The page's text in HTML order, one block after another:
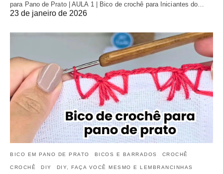
para Pano de Prato | AULA 1 | Bico de crochê para Iniciantes do…
23 de janeiro de 2026
BICO EM PANO DE PRATO BICOS E BARRADOS CROCHÊ
CROCHÊ DIY DIY, FAÇA VOCÊ MESMO E LEMBRANCINHAS